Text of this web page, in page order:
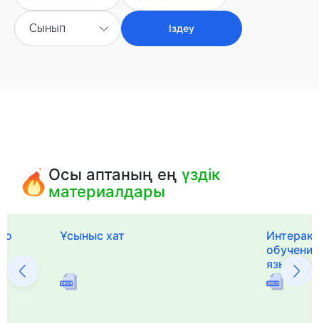
Сынып Іздеу
Осы аптаның еңүздік
материалдары
Ұсыныс хат
языка и